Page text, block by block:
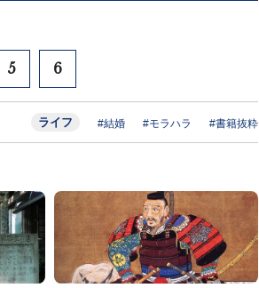
5 6
ライフ #結婚 #モラハラ #書籍抜粋